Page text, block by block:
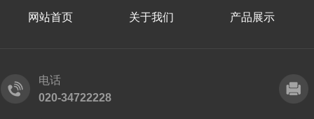
网站首页 关于我们 产品展示
电话
020-34722228